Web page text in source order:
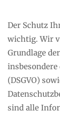
Der Schutz
wichtig. Wir
Grundlage
(DSGVO)
sind alle